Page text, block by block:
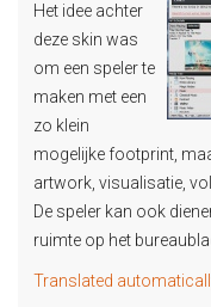
Het idee achter
deze skin was
om een speler te
maken met een
zo klein
mogelijke footprint,
artwork, visualisatie,
De speler kan ook
ruimte op het
Translated